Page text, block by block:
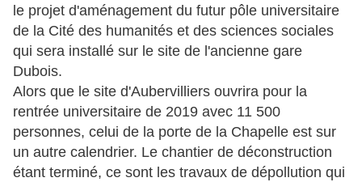
le projet d'aménagement du futur pôle universitaire
de la Cité des humanités et des sciences sociales
qui sera installé sur le site de l'ancienne gare
Dubois.
Alors que le site d'Aubervilliers ouvrira pour la
rentrée universitaire de 2019 avec 11 500
personnes, celui de la porte de la Chapelle est sur
un autre calendrier. Le chantier de déconstruction
étant terminé, ce sont les travaux de dépollution qui